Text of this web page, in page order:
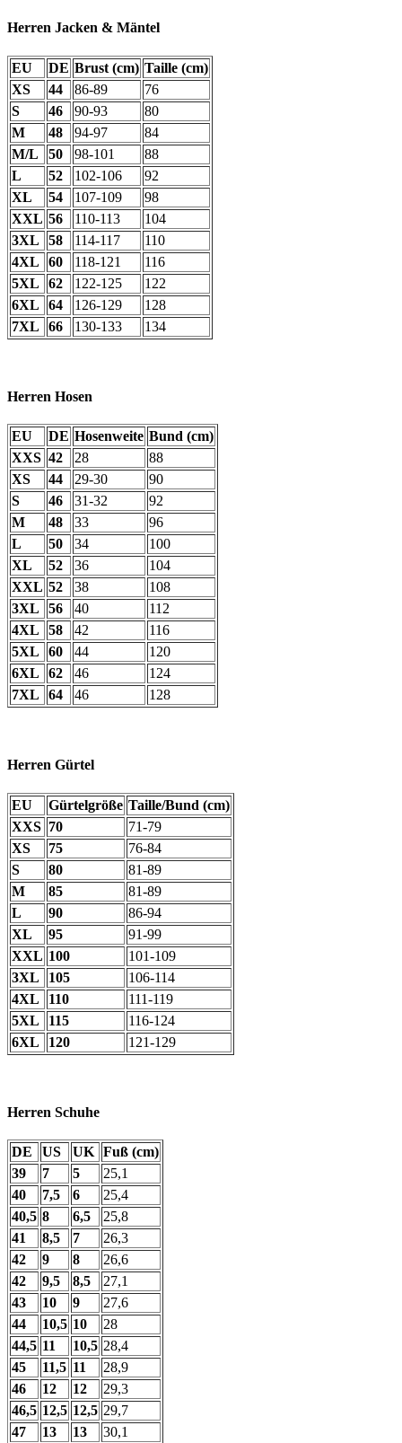
Herren Jacken & Mäntel
EU DE Brust (cm) Taille (cm)
XS
44 86-89
76
S
46 90-93
80
M
48 94-97
84
M/L
50 98-101
88
L
52 102-106
92
XL
54 107-109
98
XXL 56 110-113
104
3XL
58 114-117
110
4XL
60 118-121
116
5XL
62 122-125
122
6XL
64 126-129
128
7XL
66 130-133 134
Herren Hosen
EU DE Hosenweite Bund (cm)
XXS 42 28
88
XS
44 29-30
90
S
46 31-32
92
M
48 33
96
L
50 34
100
XL
52 36
104
XXL 52 38
108
3XL
56 40
112
4XL
58 42
116
5XL
60 44
120
6XL
62 46
124
7XL
64 46 128
Herren Gürtel
EU Gürtelgröße Taille/Bund (cm)
XXS 70
71-79
XS
75
76-84
S
80
81-89
M
85
81-89
L
90
86-94
XL
95
91-99
XXL 100
101-109
3XL
105
106-114
4XL
110
111-119
5XL
115
116-124
6XL
120 121-129
Herren Schuhe
DE US UK Fuß (cm)
39
7 5
25,1
40
7,5 6
25,4
40,5 8 6,5
25,8
41
8,5 7
26,3
42
9 8
26,6
42
9,5 8,5
27,1
43
10 9
27,6
44
10,5 10
28
44,5 11 10,5 28,4
45
11,5 11
28,9
46
12 12
29,3
46,5 12,5 12,5 29,7
47
13 13
30,1